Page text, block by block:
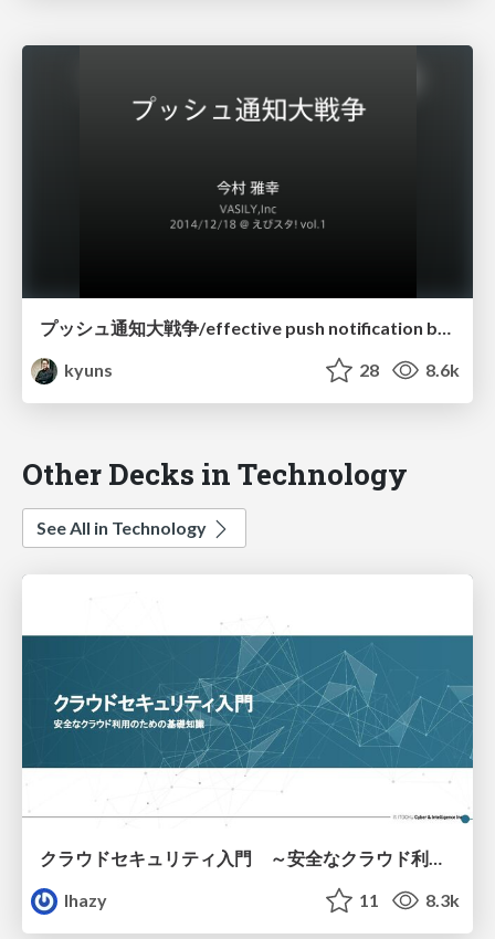
プッシュ通知大戦争/effective push notification by iQON
kyuns
28 8.6k
Other Decks in Technology
See All in Technology
lhazy
11 8.3k